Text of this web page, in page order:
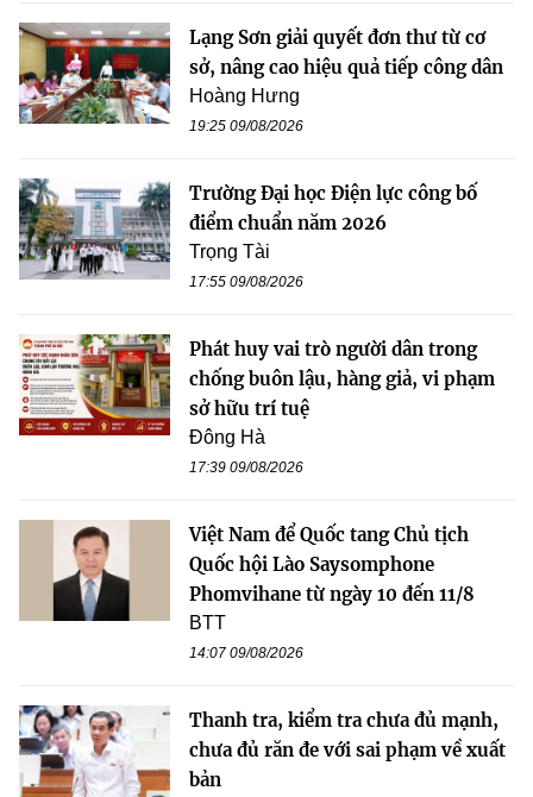
Lạng Sơn giải quyết đơn thư từ cơ
sở, nâng cao hiệu quả tiếp công dân
Hoàng Hưng
19:25 09/08/2026
Trường Đại học Điện lực công bố
điểm chuẩn năm 2026
Trọng Tài
17:55 09/08/2026
Phát huy vai trò người dân trong
chống buôn lậu, hàng giả, vi phạm
sở hữu trí tuệ
Đông Hà
17:39 09/08/2026
Việt Nam để Quốc tang Chủ tịch
Quốc hội Lào Saysomphone
Phomvihane từ ngày 10 đến 11/8
BTT
14:07 09/08/2026
Thanh tra, kiểm tra chưa đủ mạnh,
chưa đủ răn đe với sai phạm về xuất
bản